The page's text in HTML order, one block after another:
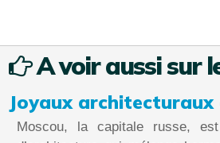
A voir aussi sur
Joyaux architecturaux
Moscou, la capitale russe,